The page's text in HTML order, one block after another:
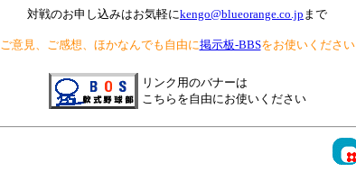
対戦のお申し込みはお気軽にkengo@blueorange.co.jp まで
ご意見、ご感想、ほかなんでも自由に掲示板-BBSをお使いください
リンク用のバナーは
こちらを自由にお使いください